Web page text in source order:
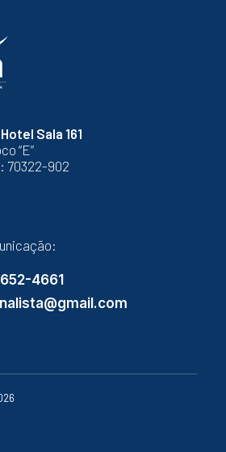
Sala 161
“E”
70322-902
4661